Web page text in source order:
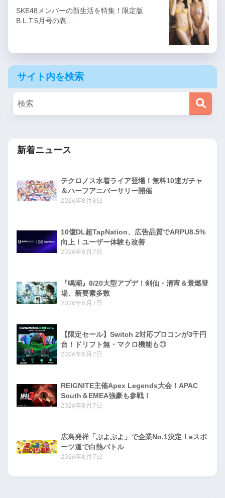
SKE48メンバーの新生活を特集！限定版
B.L.T.5月号の表…
サイト内を検索
新着ニュース
テクロノス水着ライア登場！無料10連ガチャ
＆ハーフアニバーサリー開催
2026年8月8日
10億DL超TapNation、広告品質でARPU8.5%
向上！ユーザー体験も改善
2026年8月7日
『鳴潮』8/20大型アプデ！剣仙・清宵＆景燃登
場、新要素多数
2026年8月7日
【限定セール】Switch 2対応プロコンが3千円
台！ドリフト無・マクロ機能も◎
2026年8月7日
REIGNITE主催Apex Legends大会！APAC
South＆EMEA強豪も参戦！
2026年8月7日
広島発祥「ぷよぷよ」で企業No.1決定！eスポ
ーツ道で白熱バトル
2026年8月7日